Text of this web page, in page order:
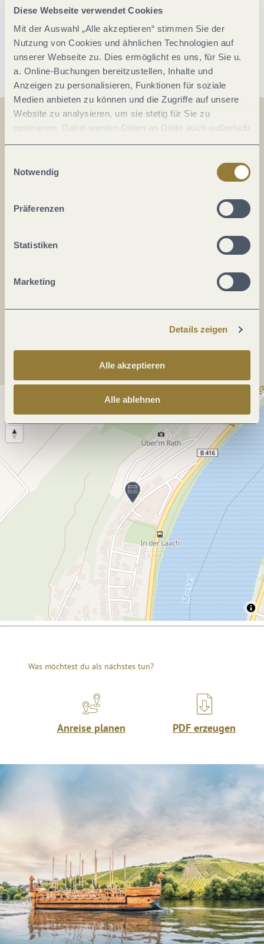
Diese Webseite verwendet Cookies
Mit der Auswahl „Alle akzeptieren“ stimmen Sie der
Nutzung von Cookies und ähnlichen Technologien auf
unserer Webseite zu. Dies ermöglicht es uns, für Sie u.
a. Online-Buchungen bereitzustellen, Inhalte und
Anzeigen zu personalisieren, Funktionen für soziale
Medien anbieten zu können und die Zugriffe auf unsere
Website zu analysieren, um sie stetig für Sie zu
optimieren. Dabei werden Daten an Dritte auch außerhalb
jederzeit widerrufen werden. Mit der Auswahl "Alle
ablehnen" kann es zu Beeinträchtigungen in der Nutzung
Notwendig
Präferenzen
Statistiken
Marketing
Details zeigen
Alle akzeptieren
Alle ablehnen
Im Kalender speichern
Auf der Karte
Weinkeller Schwaab KG
56072 Koblenz-Güls
Webseite:
Was möchtest du als nächstes tun?
Anreise planen PDF erzeugen